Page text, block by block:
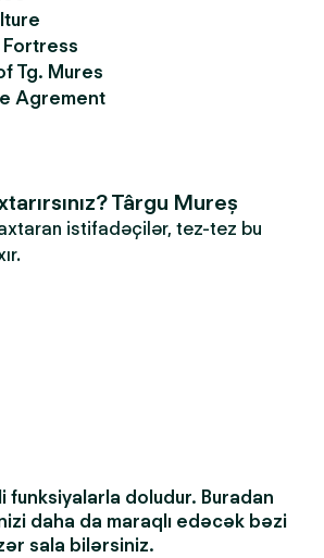
Fortress
Tg. Mures
Agrement
Târgu Mureș
istifadəçilər, tez-tez bu
funksiyalarla doludur. Buradan
daha da maraqlı edəcək bəzi
sala bilərsiniz.